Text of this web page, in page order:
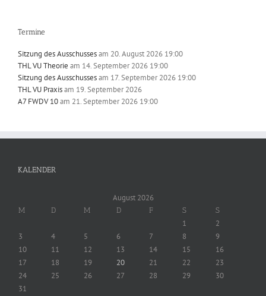
Termine
Sitzung des Ausschussesam 20. August 2026 19:00
THL VU Theorie am 14. September 2026 19:00
Sitzung des Ausschussesam 17. September 2026 19:00
THL VU Praxisam 19. September 2026
A7 FWDV 10am 21. September 2026 19:00
KALENDER
August 2026
M D M D F S S
1
2
3
4 5 6 7 8
9
10
11 12 13 14 15
16
17
18 19 20 21 22
23
24
25 26 27 28 29
30
31